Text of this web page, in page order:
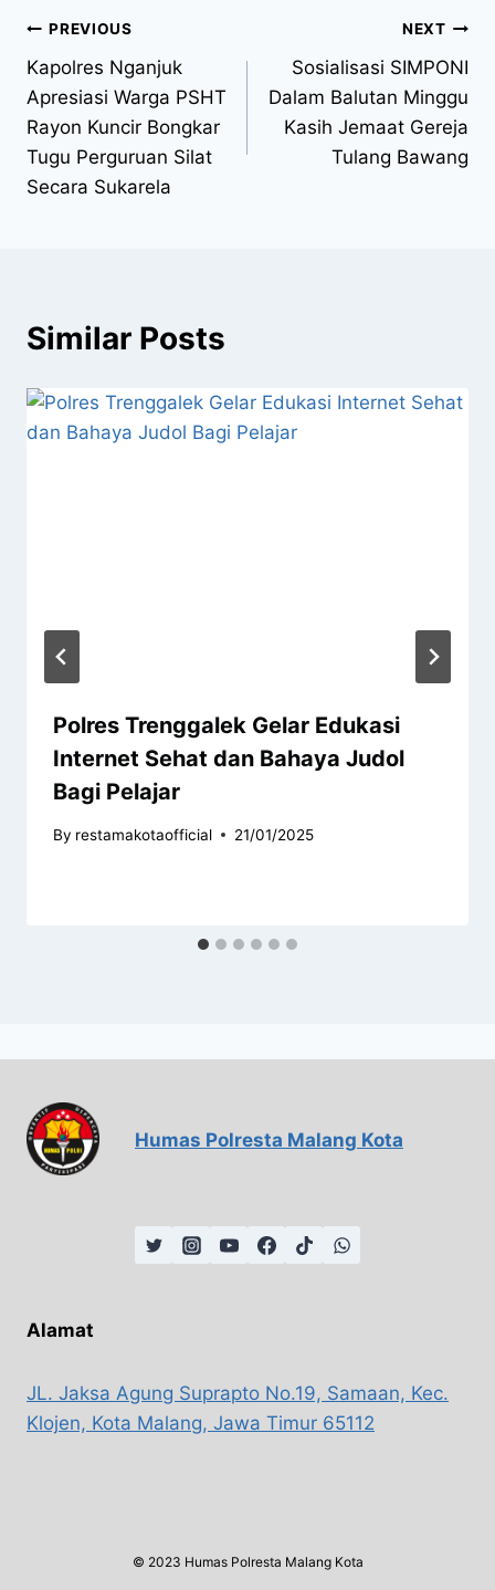
PREVIOUS
Kapolres Nganjuk
Apresiasi Warga PSHT
Rayon Kuncir Bongkar
Tugu Perguruan Silat
Secara Sukarela
NEXT
Sosialisasi SIMPONI
Dalam Balutan Minggu
Kasih Jemaat Gereja
Tulang Bawang
Similar Posts
Polres Trenggalek Gelar Edukasi
Internet Sehat dan Bahaya Judol
Bagi Pelajar
By restamakotaofficial 21/01/2025
Humas Polresta Malang Kota
Alamat
JL. Jaksa Agung Suprapto No.19, Samaan, Kec.
Klojen, Kota Malang, Jawa Timur 65112
© 2023 Humas Polresta Malang Kota